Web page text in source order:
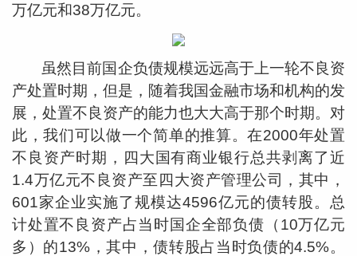
万亿元和38万亿元。
虽然目前国企负债规模远远高于上一轮不良资
产处置时期，但是，随着我国金融市场和机构的发
展，处置不良资产的能力也大大高于那个时期。对
此，我们可以做一个简单的推算。在2000年处置
不良资产时期，四大国有商业银行总共剥离了近
1.4万亿元不良资产至四大资产管理公司，其中，
601家企业实施了规模达4596亿元的债转股。总
计处置不良资产占当时国企全部负债（10万亿元
多）的13%，其中，债转股占当时负债的4.5%。